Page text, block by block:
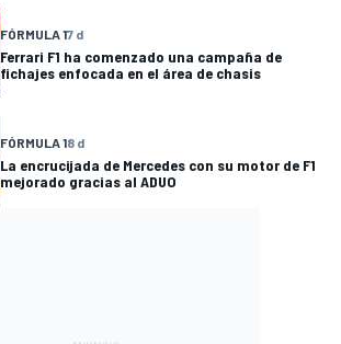
FÓRMULA 17 d
Ferrari F1 ha comenzado una campaña de
fichajes enfocada en el área de chasis
FÓRMULA 18 d
La encrucijada de Mercedes con su motor de F1
mejorado gracias al ADUO